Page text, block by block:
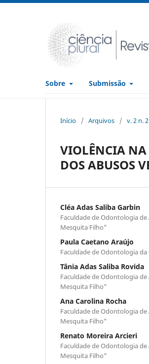
Sobre Submissão
Início / Arquivos / v. 2 n.
VIOLÊNCIA
DOS ABUSOS
Cléa Adas Saliba Garbin
Faculdade de Odontologia
Mesquita Filho"
Paula Caetano Araújo
Faculdade de Odontologia
Tânia Adas Saliba Rovida
Faculdade de Odontologia
Mesquita Filho"
Ana Carolina Rocha
Faculdade de Odontologia
Mesquita Filho"
Renato Moreira Arcieri
Faculdade de Odontologia
Mesquita Filho"